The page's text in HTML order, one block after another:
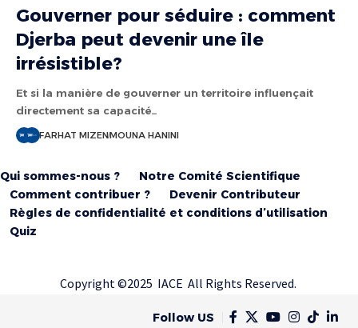
Gouverner pour séduire : comment
Djerba peut devenir une île
irrésistible?
Et si la manière de gouverner un territoire influençait
directement sa capacité…
FARHAT MIZENMOUNA HANINI
Qui sommes-nous ?
Notre Comité Scientifique
Comment contribuer ?
Devenir Contributeur
Règles de confidentialité et conditions d’utilisation
Quiz
Copyright ©2025 IACE All Rights Reserved.
Follow US